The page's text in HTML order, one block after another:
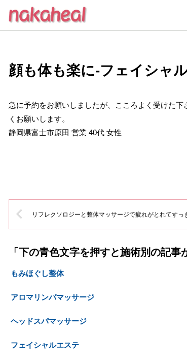
顔も体も楽に-フェイシャ
急に予約をお願いしましたが、こころよく受けた
くお願いします。
静岡県富士市原田 営業 40代 女性
リフレクソロジーと整体マッサージで疲れがとれてすっ
「下の青色文字を押すと施術別の記事
もみほぐし整体
アロマリンパマッサージ
ヘッドスパマッサージ
フェイシャルエステ